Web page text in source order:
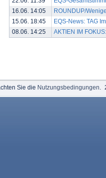
16.06. 14:05
ROUNDUP/
15.06. 18:45
EQS-News: TAG
08.06. 14:25
AKTIEN IM
Sie die Nutzungsbedingungen.